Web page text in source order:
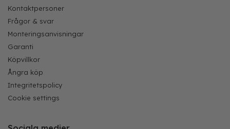
Kontaktpersoner
Frågor & svar
Monteringsanvisningar
Garanti
Köpvillkor
Ångra köp
Integritetspolicy
Cookie settings